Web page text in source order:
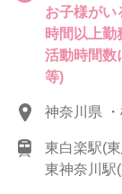
お子様が
時間以上
活動時間数
等)
神奈川県
東白楽駅(
東神奈川駅